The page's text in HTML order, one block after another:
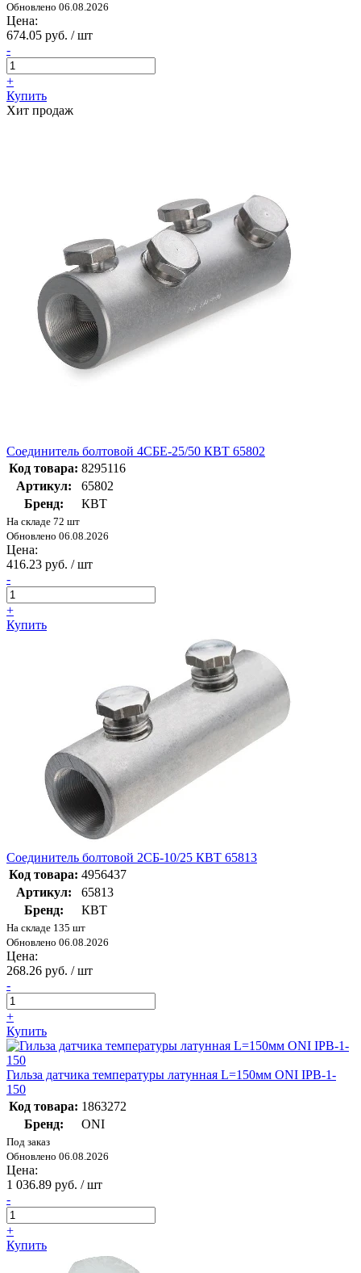
Обновлено 06.08.2026
Цена:
674.05 руб. / шт
-
+
Купить
Хит продаж
Соединитель болтовой 4СБЕ-25/50 КВТ 65802
Код товара: 8295116
Артикул:
65802
Бренд:
КВТ
На складе 72 шт
Обновлено 06.08.2026
Цена:
416.23 руб. / шт
-
+
Купить
Соединитель болтовой 2СБ-10/25 КВТ 65813
Код товара: 4956437
Артикул:
65813
Бренд:
КВТ
На складе 135 шт
Обновлено 06.08.2026
Цена:
268.26 руб. / шт
-
+
Купить
Гильза датчика температуры латунная L=150мм ONI IPB-1-
150
Код товара: 1863272
Бренд:
ONI
Под заказ
Обновлено 06.08.2026
Цена:
1 036.89 руб. / шт
-
+
Купить